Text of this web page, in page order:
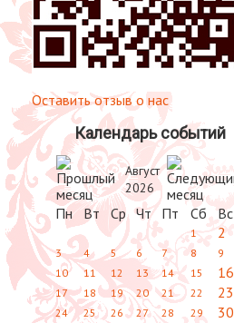
Оставить отзыв о нас
Календарь событий
Август
2026
Пн Вт Ср Чт Пт Сб Вс
1 2
3 4 5 6 7 8
9
10
11 12 13 14 15 16
17 18 19 20 21 22 23
24 25 26 27 28 29 30